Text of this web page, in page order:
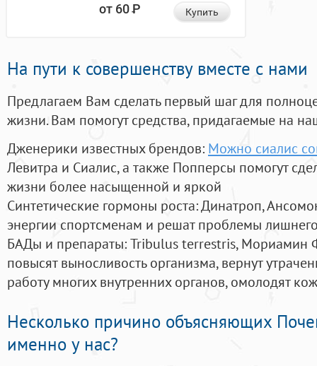
от 60Р Купить
На пути к совершенству вместе с нами
Предлагаем Вам сделать первый шаг для
жизни. Вам помогут средства, придагаемые на
Дженерики известных брендов: Можно сиалис
Левитра и Сиалис, а также Попперсы помогут
жизни более насыщенной и яркой
Синтетические гормоны роста: Динатроп,
энергии спортсменам и решат проблемы
БАДы и препараты:Tribulus terrestris, Мориамин
повысят выносливость организма, вернут
работу многих внутренних органов, омолодят
Несколько причино объясняющих
именно у нас?